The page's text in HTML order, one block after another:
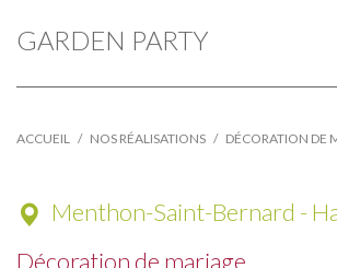
GARDEN PARTY
ACCUEIL NOS RÉALISATIONS DÉCORATION DE
Menthon-Saint-Bernard -
Décoration de mariage